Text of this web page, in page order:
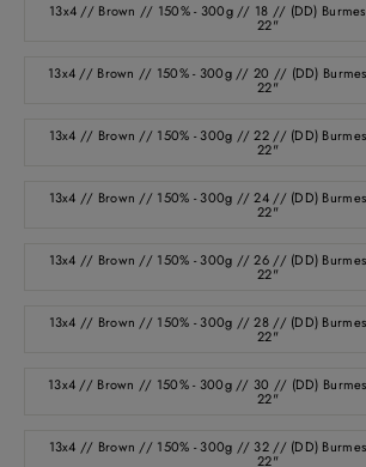
13x4 // Brown // 150% - 300g // 18 // (DD)
22"
13x4 // Brown // 150% - 300g // 20 // (DD)
22"
13x4 // Brown // 150% - 300g // 22 // (DD)
22"
13x4 // Brown // 150% - 300g // 24 // (DD)
22"
13x4 // Brown // 150% - 300g // 26 // (DD)
22"
13x4 // Brown // 150% - 300g // 28 // (DD)
22"
13x4 // Brown // 150% - 300g // 30 // (DD)
22"
13x4 // Brown // 150% - 300g // 32 // (DD)
22"